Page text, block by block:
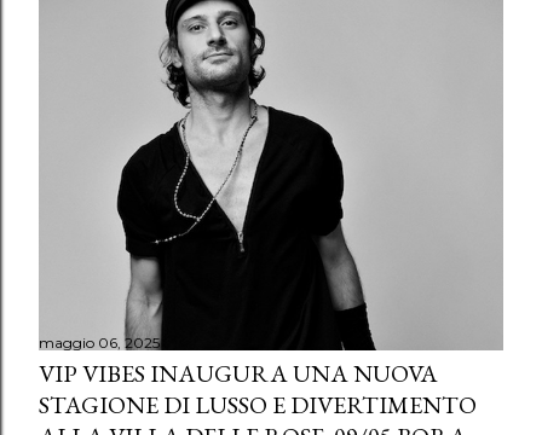
maggio 06, 2025
VIP VIBES INAUGURA UNA NUOVA
STAGIONE DI LUSSO E DIVERTIMENTO